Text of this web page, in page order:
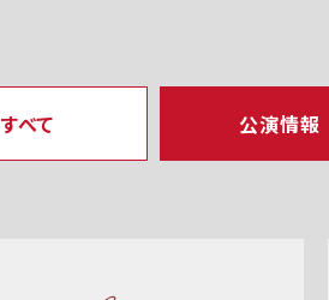
すべて 公演情報